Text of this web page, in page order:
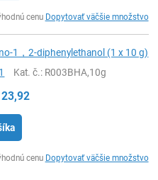
cenu Dopytovať väčšie množstvo
1，2-diphenylethanol (1 x 10 g)
Kat. č.: R003BHA,10g
cenu Dopytovať väčšie množstvo